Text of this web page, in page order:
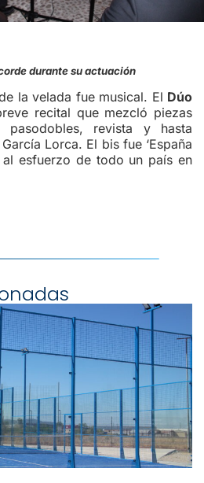
durante su actuación
la velada fue musical. El Dúo
recital que mezcló piezas
revista y hasta
Lorca. El bis fue ‘España
al esfuerzo de todo un país en